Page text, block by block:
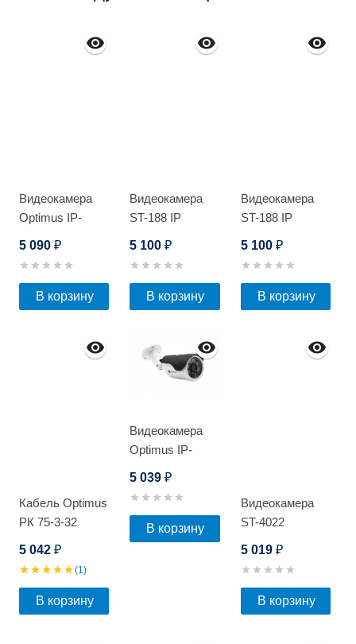
Видеокамера
Optimus IP-
5 090 ₽
В корзину
Видеокамера
ST-188 IP
5 100₽
В корзину
Видеокамера
ST-188 IP
5 100 ₽
В корзину
Кабель Optimus
РК 75-3-32
5 042 ₽
(1)
В корзину
Видеокамера
Optimus IP-
5 039₽
В корзину
Видеокамера
ST-4022
5 019 ₽
В корзину